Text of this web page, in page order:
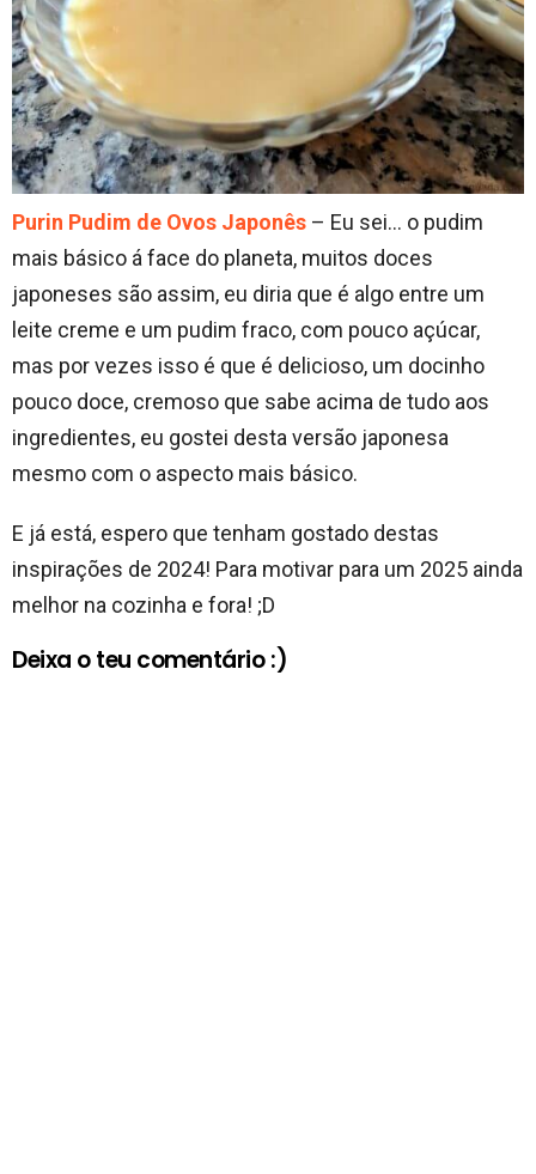
Purin Pudim de Ovos Japonês – Eu sei… o pudim
mais básico á face do planeta, muitos doces
japoneses são assim, eu diria que é algo entre um
leite creme e um pudim fraco, com pouco açúcar,
mas por vezes isso é que é delicioso, um docinho
pouco doce, cremoso que sabe acima de tudo aos
ingredientes, eu gostei desta versão japonesa
mesmo com o aspecto mais básico.
E já está, espero que tenham gostado destas
inspirações de 2024! Para motivar para um 2025 ainda
melhor na cozinha e fora! ;D
Deixa o teu comentário :)